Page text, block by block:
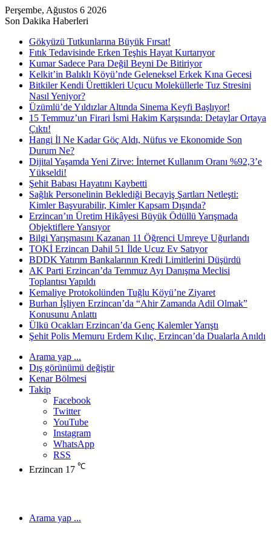
Perşembe, Ağustos 6 2026
Son Dakika Haberleri
Gökyüzü Tutkunlarına Büyük Fırsat!
Fıtık Tedavisinde Erken Teşhis Hayat Kurtarıyor
Kumar Sadece Para Değil Beyni De Bitiriyor
Kelkit’in Balıklı Köyü’nde Geleneksel Erkek Kına Gecesi
Bitkiler Kendi Ürettikleri Uçucu Moleküllerle Tuz Stresini
Nasıl Yeniyor?
Üzümlü’de Yıldızlar Altında Sinema Keyfi Başlıyor!
15 Temmuz’un Firari İsmi Hakim Karşısında: Detaylar Ortaya
Çıktı!
Hangi İl Ne Kadar Göç Aldı, Nüfus ve Ekonomide Son
Durum Ne?
Dijital Yaşamda Yeni Zirve: İnternet Kullanım Oranı %92,3’e
Yükseldi!
Şehit Babası Hayatını Kaybetti
Sağlık Personelinin Beklediği Becayiş Şartları Netleşti:
Kimler Başvurabilir, Kimler Kapsam Dışında?
Erzincan’ın Üretim Hikâyesi Büyük Ödüllü Yarışmada
Objektiflere Yansıyor
Bilgi Yarışmasını Kazanan 11 Öğrenci Umreye Uğurlandı
TOKİ Erzincan Dahil 51 İlde Ucuz Ev Satıyor
BDDK Yatırım Bankalarının Kredi Limitlerini Düşürdü
AK Parti Erzincan’da Temmuz Ayı Danışma Meclisi
Toplantısı Yapıldı
Kemaliye Protokolünden Tuğlu Köyü’ne Ziyaret
Burhan İşliyen Erzincan’da “Ahir Zamanda Adil Olmak”
Konusunu Anlattı
Ülkü Ocakları Erzincan’da Genç Kalemler Yarıştı
Şehit Polis Memuru Erdem Kılıç, Erzincan’da Dualarla Anıldı
Arama yap ...
Dış görünümü değiştir
Kenar Bölmesi
Takip
Facebook
Twitter
YouTube
Instagram
WhatsApp
RSS
Erzincan 17 ℃
Arama yap ...